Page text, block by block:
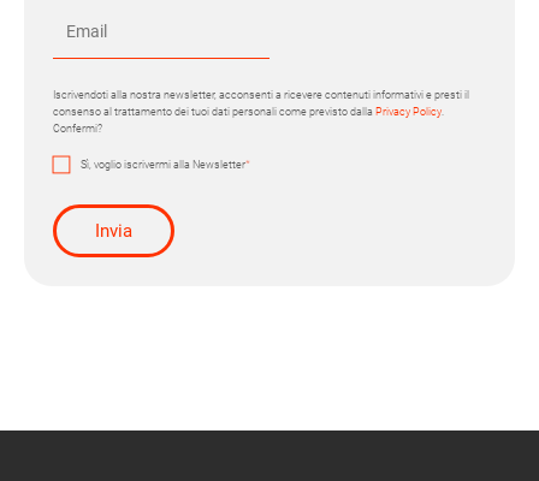
Iscrivendoti alla nostra newsletter, acconsenti a ricevere contenuti informativi e presti il
consenso al trattamento dei tuoi dati personali come previsto dalla Privacy Policy
Confermi?
Sì, voglio iscrivermi alla Newsletter*